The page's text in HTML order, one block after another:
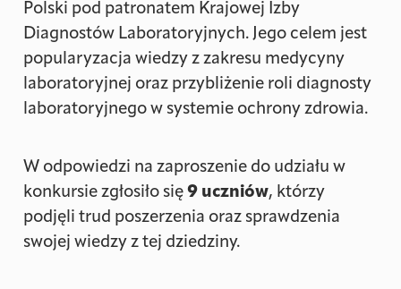
Polski pod patronatem Krajowej Izby
Diagnostów Laboratoryjnych. Jego celem jest
popularyzacja wiedzy z zakresu medycyny
laboratoryjnej oraz przybliżenie roli diagnosty
laboratoryjnego w systemie ochrony zdrowia.
W odpowiedzi na zaproszenie do udziału w
konkursie zgłosiło się9 uczniów, którzy
podjęli trud poszerzenia oraz sprawdzenia
swojej wiedzy z tej dziedziny.